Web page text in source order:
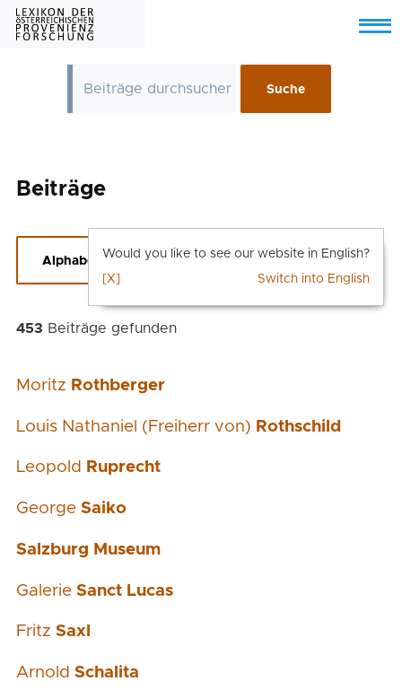
Skip to main content
Menu
Beiträge
Alphabetische Suche einblenden
453 Beiträge gefunden
Moritz Rothberger
Louis Nathaniel (Freiherr von) Rothschild
Leopold Ruprecht
George Saiko
Salzburg Museum
Galerie Sanct Lucas
Fritz Saxl
Arnold Schalita
Would you like to see our website in English?
Switch into English
[X]